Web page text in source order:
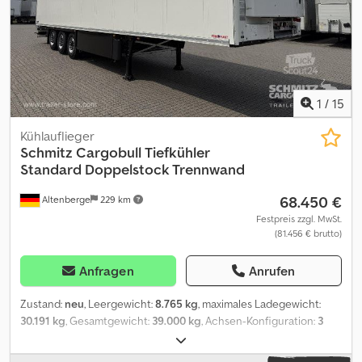
1 / 15
Altenberge 229 km
Kühlauflieger
Schmitz CargobullTiefkühler
Standard Doppelstock Trennwand
68.450 €
Festpreis zzgl. MwSt.
(81.456 € brutto)
Anfragen Anrufen
Zustand: neu, Leergewicht:8.765 kg, maximales Ladegewicht:
30.191 kg , Gesamtgewicht: 39.000 kg , Achsen-Konfiguration: 3
13.403 mm
Laderaumhöhe:2.650 mm, Laderaumvolumen:88 m³, Federung: